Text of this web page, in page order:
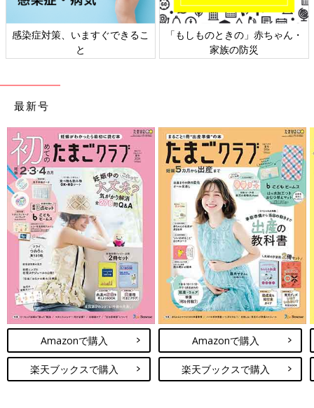
畳まず投げ入れるだけもOK！収納ケース Nフラッ
テ
出典：Instagramアカウント「risaroom28」
りささんはニトリの収納ケース「Nフラッテ」をクローゼットに
感染症対策、いますぐできるこ
と
「もしものときの」赤ちゃん・
家族の防災
最新号
Amazonで購入
楽天ブックスで購入
Amazonで購入
楽天ブックスで購入